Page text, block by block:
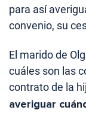
para así
convenio, su
El marido de
cuáles son las
contrato de la
averiguar